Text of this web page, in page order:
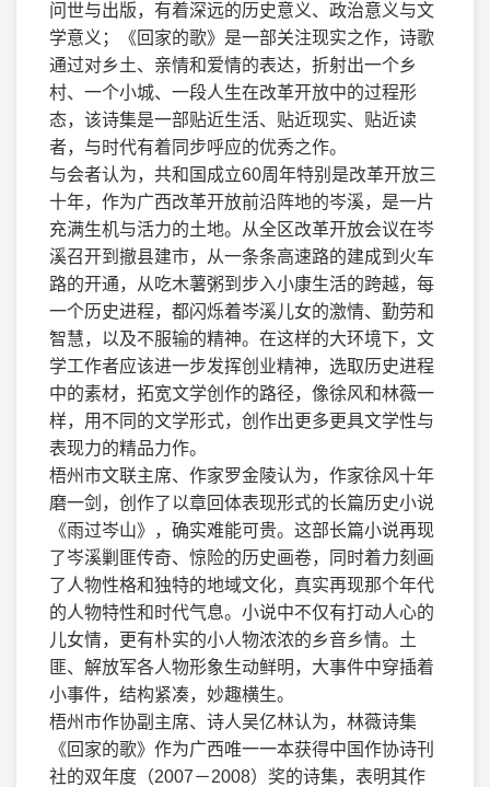
问世与出版，有着深远的历史意义、政治意义与文
学意义；《回家的歌》是一部关注现实之作，诗歌
通过对乡土、亲情和爱情的表达，折射出一个乡
村、一个小城、一段人生在改革开放中的过程形
态，该诗集是一部贴近生活、贴近现实、贴近读
者，与时代有着同步呼应的优秀之作。
与会者认为，共和国成立60周年特别是改革开放三
十年，作为广西改革开放前沿阵地的岑溪，是一片
充满生机与活力的土地。从全区改革开放会议在岑
溪召开到撤县建市，从一条条高速路的建成到火车
路的开通，从吃木薯粥到步入小康生活的跨越，每
一个历史进程，都闪烁着岑溪儿女的激情、勤劳和
智慧，以及不服输的精神。在这样的大环境下，文
学工作者应该进一步发挥创业精神，选取历史进程
中的素材，拓宽文学创作的路径，像徐风和林薇一
样，用不同的文学形式，创作出更多更具文学性与
表现力的精品力作。
梧州市文联主席、作家罗金陵认为，作家徐风十年
磨一剑，创作了以章回体表现形式的长篇历史小说
《雨过岑山》，确实难能可贵。这部长篇小说再现
了岑溪剿匪传奇、惊险的历史画卷，同时着力刻画
了人物性格和独特的地域文化，真实再现那个年代
的人物特性和时代气息。小说中不仅有打动人心的
儿女情，更有朴实的小人物浓浓的乡音乡情。土
匪、解放军各人物形象生动鲜明，大事件中穿插着
小事件，结构紧凑，妙趣横生。
梧州市作协副主席、诗人吴亿林认为，林薇诗集
《回家的歌》作为广西唯一一本获得中国作协诗刊
社的双年度（2007－2008）奖的诗集，表明其作